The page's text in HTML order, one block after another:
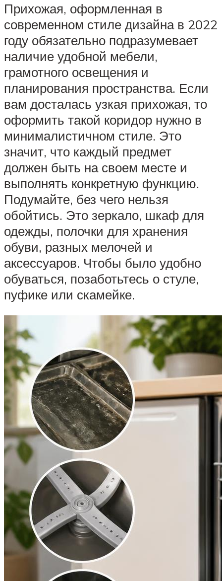
Прихожая, оформленная в
современном стиле дизайна в 2022
году обязательно подразумевает
наличие удобной мебели,
грамотного освещения и
планирования пространства. Если
вам досталась узкая прихожая, то
оформить такой коридор нужно в
минималистичном стиле. Это
значит, что каждый предмет
должен быть на своем месте и
выполнять конкретную функцию.
Подумайте, без чего нельзя
обойтись. Это зеркало, шкаф для
одежды, полочки для хранения
обуви, разных мелочей и
аксессуаров. Чтобы было удобно
обуваться, позаботьтесь о стуле,
пуфике или скамейке.